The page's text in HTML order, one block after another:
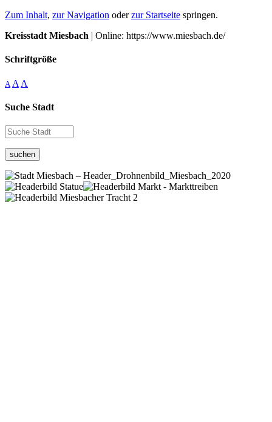
Zum Inhalt, zur Navigation oderzur Startseite springen.
Kreisstadt Miesbach | Online: https://www.miesbach.de/
Schriftgröße
A A A
Suche Stadt
suchen